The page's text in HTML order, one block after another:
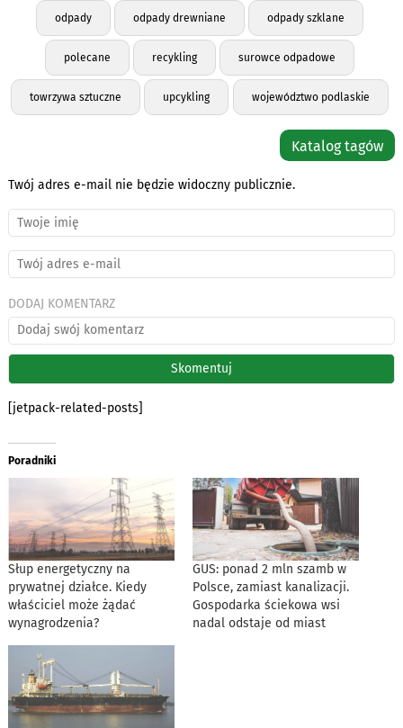
odpady odpady drewniane odpady szklane
polecane recykling surowce odpadowe
towrzywa sztuczne upcykling województwo podlaskie
Katalog tagów
Twój adres e-mail nie będzie widoczny publicznie.
DODAJ KOMENTARZ
[jetpack-related-posts]
Poradniki
Słup energetyczny na
prywatnej działce. Kiedy
właściciel może żądać
wynagrodzenia?
GUS: ponad 2 mln szamb w
Polsce, zamiast kanalizacji.
Gospodarka ściekowa wsi
nadal odstaje od miast